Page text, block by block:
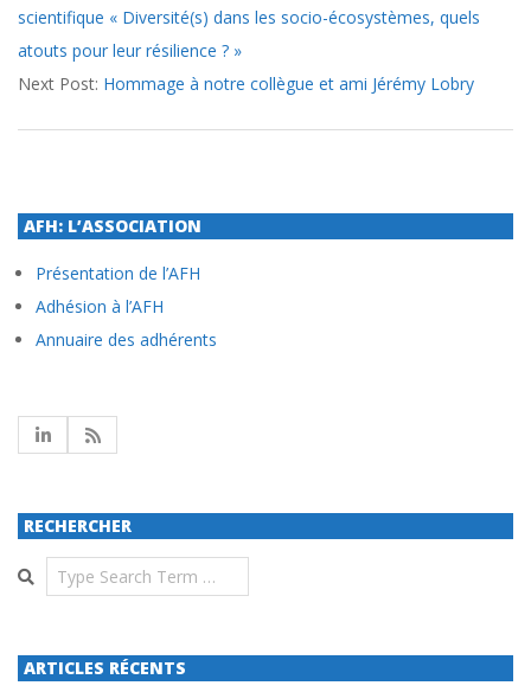
09
scientifique « Diversité(s) dans les socio-écosystèmes, quels
atouts pour leur résilience ? »
Next Post: Hommage à notre collègue et ami Jérémy Lobry
AFH: L’ASSOCIATION
Présentation de l’AFH
Adhésion à l’AFH
Annuaire des adhérents
RECHERCHER
Search
ARTICLES RÉCENTS